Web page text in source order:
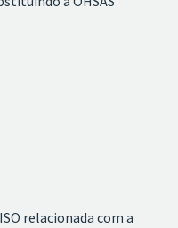
relacionada com a